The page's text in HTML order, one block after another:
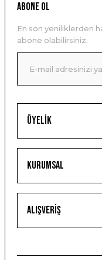
Üyelik
Kurumsal
Alışveriş
ABONE OL
En son yeniliklerden
abone olabilirsiniz.